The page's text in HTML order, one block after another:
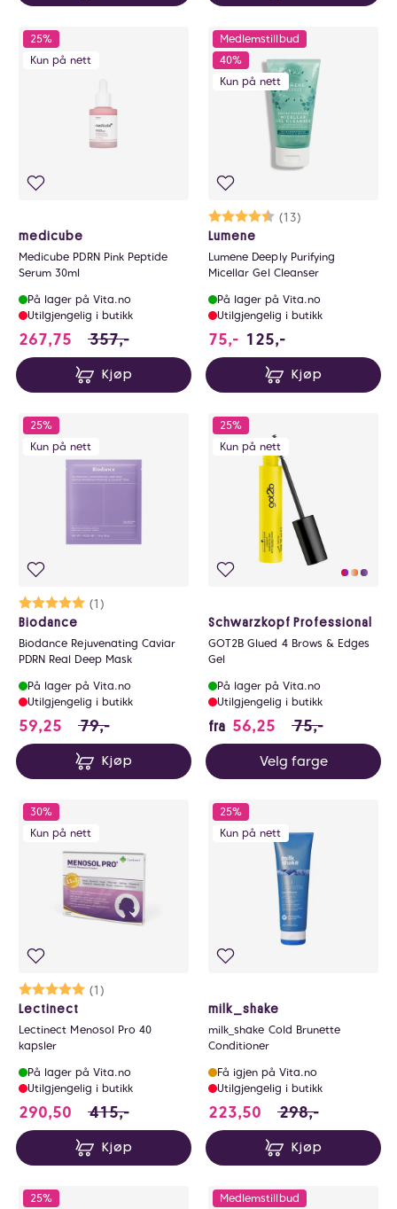
25%
Kun på nett
medicube
Medicube PDRN Pink Peptide
Serum 30ml
På lager på Vita.no
Utilgjengelig i butikk
267,75 267.75 i stedet for 357 NOK, du sparer 89.25
357,-
Kjøp
Medlemstillbud
40%
Kun på nett
Karakter:
(13)
4.5 av 5 mulige
Lumene
Lumene Deeply Purifying
Micellar Gel Cleanser
På lager på Vita.no
Utilgjengelig i butikk
75,- 125,-
Kjøp
25%
Kun på nett
Karakter:
(1)
5.0 av 5 mulige
Biodance
Biodance Rejuvenating Caviar
PDRN Real Deep Mask
På lager på Vita.no
Utilgjengelig i butikk
59,25 59.25 i stedet for 79 NOK, du sparer 19.75
79,-
Kjøp
25%
Kun på nett
Schwarzkopf Professional
GOT2B Glued 4 Brows & Edges
Gel
På lager på Vita.no
Utilgjengelig i butikk
fra 56,25 56.25 i stedet
75,-
Velg farge
30%
Kun på nett
Karakter:
(1)
5.0 av 5 mulige
Lectinect
Lectinect Menosol Pro 40
kapsler
På lager på Vita.no
Utilgjengelig i butikk
290,50 290.5 i stedet for 415 NOK, du sparer 124.5
415,-
Kjøp
25%
Kun på nett
milk_shake
milk_shake Cold Brunette
Conditioner
Få igjen på Vita.no
Utilgjengelig i butikk
223,50 223.5 i stedet for
298,-
Kjøp
25% Medlemstillbud